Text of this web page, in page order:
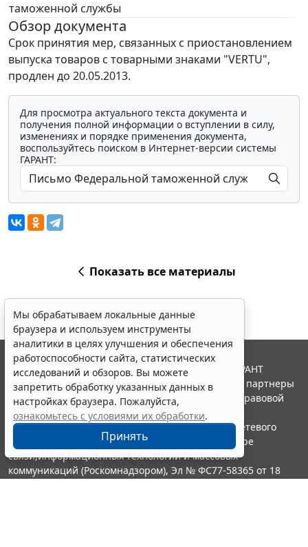
таможенной службы
Обзор документа
Срок принятия мер, связанных с приостановлением
выпуска товаров с товарными знаками "VERTU",
продлен до 20.05.2013.
Для просмотра актуального текста документа и
получения полной информации о вступлении в силу,
изменениях и порядке применения документа,
воспользуйтесь поиском в Интернет-версии системы
ГАРАНТ:
Показать все материалы
Мы обрабатываем локальные данные
браузера и используем инструменты
аналитики в целях улучшения и обеспечения
работоспособности сайта, статистических
исследований и обзоров. Вы можете
запретить обработку указанных данных в
настройках браузера. Пожалуйста,
ознакомьтесь с условиями их обработки.
Принять
© ООО "НПП "ГАРАНТ-СЕРВИС", 2026. Система ГАРАНТ
выпускается с 1990 года. Компания "Гарант" и ее партнеры
являются участниками Российской ассоциации правовой
информации ГАРАНТ.
Портал ГАРАНТ.РУ зарегистрирован в качестве сетевого
издания Федеральной службой по надзору в сфере
связи,информационных технологий и массовых
коммуникаций (Роскомнадзором), Эл № ФС77-58365 от 18